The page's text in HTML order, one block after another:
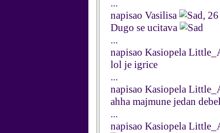
...
napisao Vasilisa
,
Dugo se ucitava
...
napisao Kasiopela
lol je igrice
...
napisao Kasiopela
ahha majmune jedan
...
napisao Kasiopela